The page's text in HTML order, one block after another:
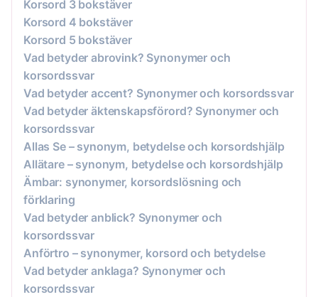
Korsord 3 bokstäver
Korsord 4 bokstäver
Korsord 5 bokstäver
Vad betyder abrovink? Synonymer och
korsordssvar
Vad betyder accent? Synonymer och korsordssvar
Vad betyder äktenskapsförord? Synonymer och
korsordssvar
Allas Se – synonym, betydelse och korsordshjälp
Allätare – synonym, betydelse och korsordshjälp
Ämbar: synonymer, korsordslösning och
förklaring
Vad betyder anblick? Synonymer och
korsordssvar
Anförtro – synonymer, korsord och betydelse
Vad betyder anklaga? Synonymer och
korsordssvar